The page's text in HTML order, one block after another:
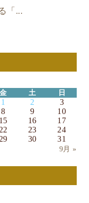
「...
金 土 日
1 2
3
8 9
10
15 16
17
22 23
24
29 30 31
9月 »